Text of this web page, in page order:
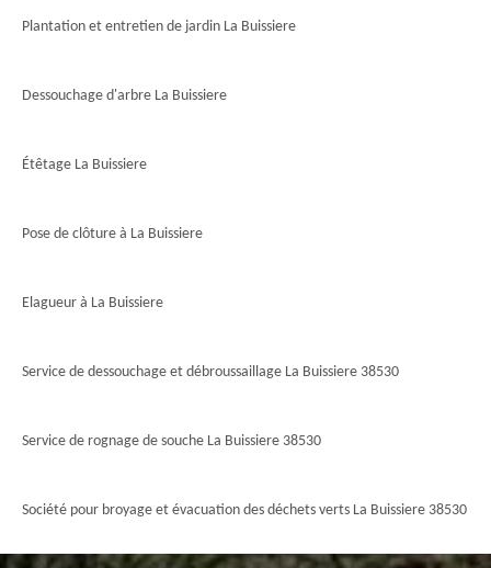
Plantation et entretien de jardin La Buissiere
Dessouchage d'arbre La Buissiere
Étêtage La Buissiere
Pose de clôture à La Buissiere
Elagueur à La Buissiere
Service de dessouchage et débroussaillage La Buissiere 38530
Service de rognage de souche La Buissiere 38530
Société pour broyage et évacuation des déchets verts La Buissiere 38530